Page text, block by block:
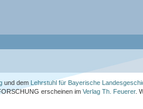
und dem Lehrstuhl für Bayerische
erscheinen im Verlag Th. Feuerer.